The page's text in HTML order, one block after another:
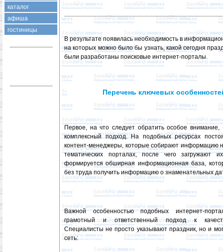
каталог
афиша
гостиницы
В результате появилась необходимость в
на которых можно было бы узнать, какой сегодня
были разработаны поисковые интернет-порталы.
Перечень ключевых
Первое, на что следует обратить особое внимание,
комплексный подход. На подобных ресурсах
контент-менеджеры, которые собирают информацию
тематических порталах, после чего загружают
формируется обширная информационная база,
без труда получить информацию о знаменательных
Важной особенностью подобных интернет-
грамотный и ответственный подход к
Специалисты не просто указывают праздник, но и
сеть: